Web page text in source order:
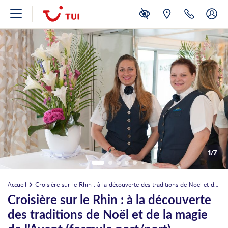
1/7
Accueil Croisière sur le Rhin : à la découverte des traditions de Noël et de la magie de l'Avent (formule port/port)
Croisière sur le Rhin : à la découverte
des traditions de Noël et de la magie